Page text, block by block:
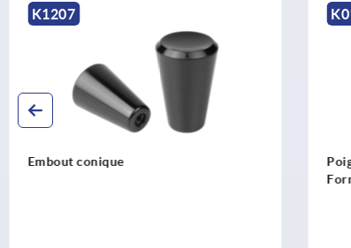
K0168
Poignée tournante similaire à DIN 98,